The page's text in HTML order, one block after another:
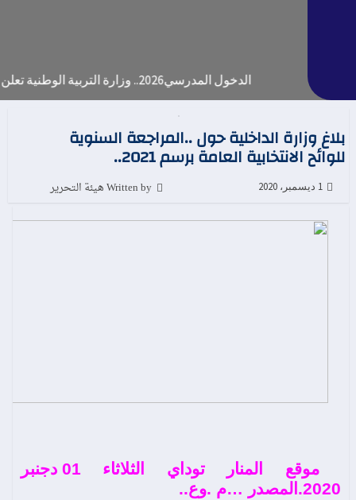
الدخول المدرسي2026.. وزارة التربية الوطنية تعلن موعد التحاق إلتلاميذ والأطرالإدارية والتربوية
بلاغ وزارة الداخلية حول ..المراجعة السنوية
للوائح الانتخابية العامة برسم 2021..
1 ديسمبر، 2020
موقع المنار توداي الثلاثاء 01 دجنبر
2020.المصدر …م .وع..